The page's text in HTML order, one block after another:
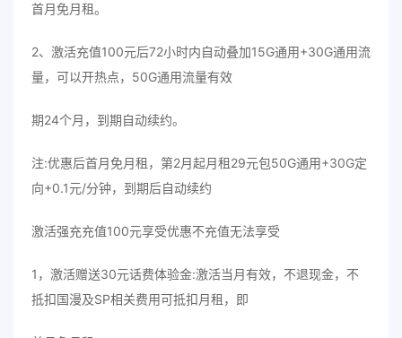
首月免月租。
2、激活充值100元后72小时内自动叠加15G通用+30G通用流
量，可以开热点，50G通用流量有效
期24个月，到期自动续约。
注:优惠后首月免月租，第2月起月租29元包50G通用+30G定
向+0.1元/分钟，到期后自动续约
激活强充充值100元享受优惠不充值无法享受
1，激活赠送30元话费体验金:激活当月有效，不退现金，不
抵扣国漫及SP相关费用可抵扣月租，即